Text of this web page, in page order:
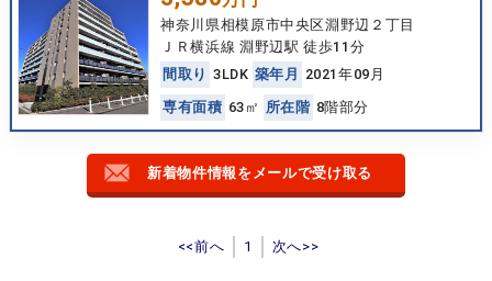
神奈川県相模原市中央区淵野辺２丁目
ＪＲ横浜線 淵野辺駅 徒歩11分
間 取 り 3LDK 築年 月
2021年09月
専有面積 63㎡ 所在 階 8階部分
新着物件情報をメールで受け取る
<<前へ 1 次へ>>